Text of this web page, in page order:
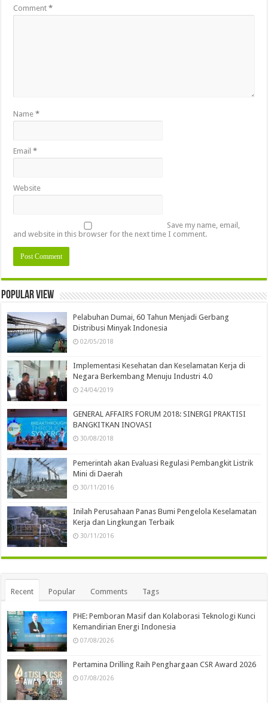
Comment*
Name*
Email*
Website
Save my name, email,
and website in this browser for the next time I comment.
Popular view
Pelabuhan Dumai, 60 Tahun Menjadi Gerbang
Distribusi Minyak Indonesia
02/05/2018
Implementasi Kesehatan dan Keselamatan Kerja di
Negara Berkembang Menuju Industri 4.0
24/04/2019
GENERAL AFFAIRS FORUM 2018: SINERGI PRAKTISI
BANGKITKAN INOVASI
30/08/2018
Pemerintah akan Evaluasi Regulasi Pembangkit Listrik
Mini di Daerah
30/11/2016
Inilah Perusahaan Panas Bumi Pengelola Keselamatan
Kerja dan Lingkungan Terbaik
30/11/2016
Recent Popular Comments Tags
PHE: Pemboran Masif dan Kolaborasi Teknologi Kunci
Kemandirian Energi Indonesia
07/08/2026
Pertamina Drilling Raih Penghargaan CSR Award 2026
07/08/2026